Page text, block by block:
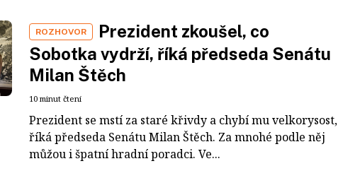
ROZHOVOR
Prezident zkoušel, co
Sobotka vydrží, říká předseda Senátu
Milan Štěch
10 minut čtení
Prezident se mstí za staré křivdy a chybí mu velkorysost,
říká předseda Senátu Milan Štěch. Za mnohé podle něj
můžou i špatní hradní poradci. Ve...